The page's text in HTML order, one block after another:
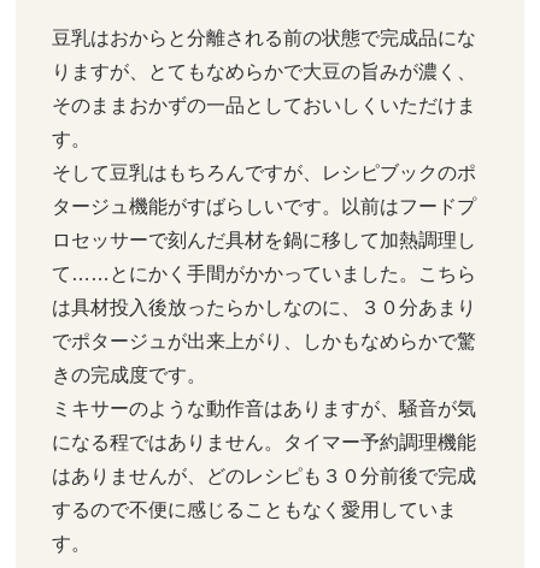
豆乳はおからと分離される前の状態で完成品にな
りますが、とてもなめらかで大豆の旨みが濃く、
そのままおかずの一品としておいしくいただけま
す。
そして豆乳はもちろんですが、レシピブックのポ
タージュ機能がすばらしいです。以前はフードプ
ロセッサーで刻んだ具材を鍋に移して加熱調理し
て……とにかく手間がかかっていました。こちら
は具材投入後放ったらかしなのに、３０分あまり
でポタージュが出来上がり、しかもなめらかで驚
きの完成度です。
ミキサーのような動作音はありますが、騒音が気
になる程ではありません。タイマー予約調理機能
はありませんが、どのレシピも３０分前後で完成
するので不便に感じることもなく愛用していま
す。